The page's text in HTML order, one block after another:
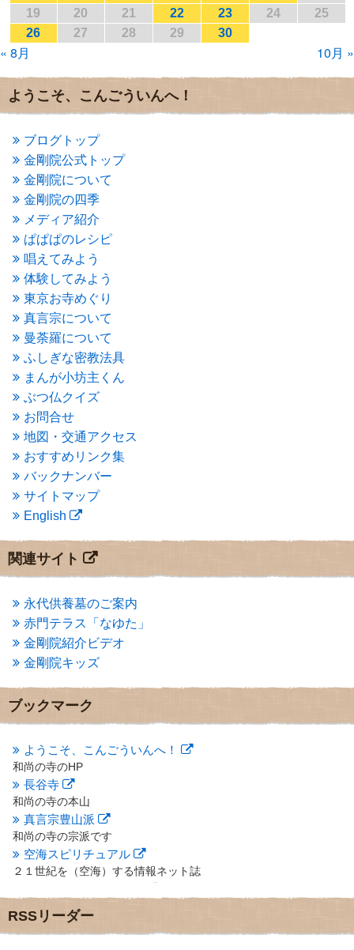
2017年1月(2)
2016年12月(4)
2016年11月
2016年10月
2016年8月
2016年7月
(3)
2016年5月(3)
2016年4月
(4)
2016年3月 (4)
2016年2月 (5)
2016年1月(3)
2015年12月(6)
2015年11月 (4)
2015年10月
(4)
2015年9月(3)
2015年8月(4)
2015年7月(4)
2015年6月(3)
2015年5月(1)
2015年4月(1)
2015年3月 (3)
2015年2月(3)
2015年1月(1)
2014年12月
2014年9月(1)
2014年5月 (1)
2014年4月
2014年1月(1)
2013年11月 (4)
2013年10月
2013年8月
(7)
2013年7月
(7)
2013年5月(13)
2013年4月(1)
2013年3月 (4)
2013年2月(6)
2013年1月(6)
2012年12月(7)
2012年11月(7)
2012年10月
2012年8月
(9)
2012年7月(10)
2012年6月
2012年5月(16)
2012年4月 (16)
2012年3月(17)
2012年2月(20)
2012年1月(25)
2011年11月(28)
2011年10月(31)
2011年9月(24)
19 20 21 22 23 24
25
26
27 28 29 30
« 8月 10月 »
ようこそ、こんごういんへ！
ブログトップ
金剛院公式トップ
金剛院について
金剛院の四季
メディア紹介
ぱぱぱのレシピ
唱えてみよう
体験してみよう
東京お寺めぐり
真言宗について
曼荼羅について
ふしぎな密教法具
まんが小坊主くん
ぶつ仏クイズ
お問合せ
地図・交通アクセス
おすすめリンク集
バックナンバー
サイトマップ
English
関連サイト
永代供養墓のご案内
赤門テラス「なゆた」
金剛院紹介ビデオ
金剛院キッズ
ブックマーク
ようこそ、こんごういんへ！
和尚の寺のHP
長谷寺
和尚の寺の本山
真言宗豊山派
和尚の寺の宗派です
空海スピリチュアル
２１世紀を（空海）する情報ネット誌
地域のライターさんです
小豆島 圓満寺
RSSリーダー